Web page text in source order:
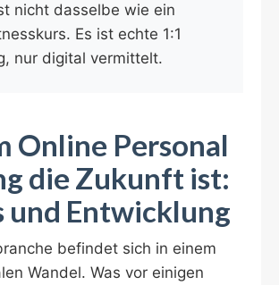
nicht dasselbe wie ein
Es ist echte 1:1
nur digital vermittelt.
Online Personal
die Zukunft ist:
und Entwicklung
befindet sich in einem
Wandel. Was vor einigen